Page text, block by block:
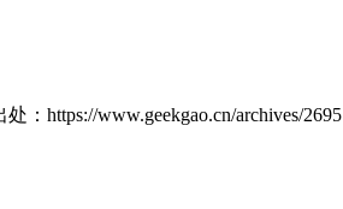
：https://www.geekgao.cn/archives/2695